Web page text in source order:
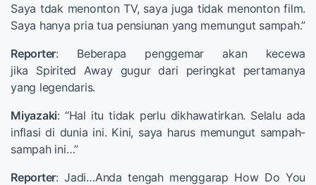
Saya tdak menonton TV, saya juga tidak menonton film.
Saya hanya pria tua pensiunan yang memungut sampah.”
Reporter: Beberapa penggemar akan kecewa
jika Spirited Away gugur dari peringkat pertamanya
yang legendaris.
Miyazaki: “Hal itu tidak perlu dikhawatirkan. Selalu ada
inflasi di dunia ini. Kini, saya harus memungut sampah-
sampah ini…”
Reporter: Jadi…Anda tengah menggarap How Do You